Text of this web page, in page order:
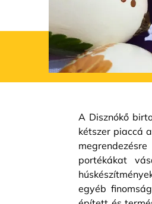
A Disznókő
kétszer piaccá
portékákat
egyéb